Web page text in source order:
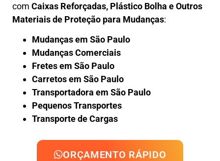
com Caixas Reforçadas, Plástico Bolha e Outros
Materiais de Proteção para Mudanças:
Mudanças em São Paulo
Mudanças Comerciais
Fretes em São Paulo
Carretos em São Paulo
Transportadora em São Paulo
Pequenos Transportes
Transporte de Cargas
ORÇAMENTO RÁPIDO